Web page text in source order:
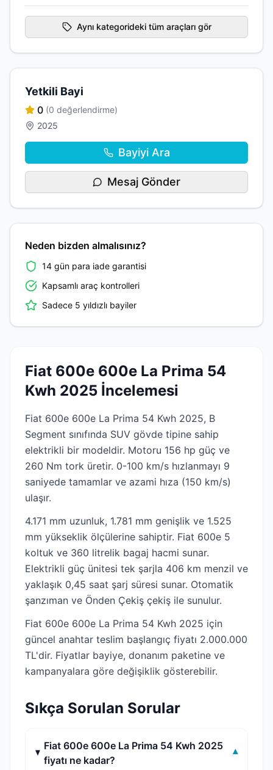
Aynı kategorideki tüm araçları gör
Yetkili Bayi
0 (0 değerlendirme)
2025
Bayiyi Ara
Mesaj Gönder
Neden bizden almalısınız?
14 gün para iade garantisi
Kapsamlı araç kontrolleri
Sadece 5 yıldızlı bayiler
Fiat 600e 600e La Prima 54
Kwh 2025 İncelemesi
Fiat 600e 600e La Prima 54 Kwh 2025, B
Segment sınıfında SUV gövde tipine sahip
elektrikli bir modeldir. Motoru 156 hp güç ve
260 Nm tork üretir. 0-100 km/s hızlanmayı 9
saniyede tamamlar ve azami hıza (150 km/s)
ulaşır.
4.171 mm uzunluk, 1.781 mm genişlik ve 1.525
mm yükseklik ölçülerine sahiptir. Fiat 600e 5
koltuk ve 360 litrelik bagaj hacmi sunar.
Elektrikli güç ünitesi tek şarjla 406 km menzil ve
yaklaşık 0,45 saat şarj süresi sunar. Otomatik
şanzıman ve Önden Çekiş çekiş ile sunulur.
Fiat 600e 600e La Prima 54 Kwh 2025 için
güncel anahtar teslim başlangıç fiyatı 2.000.000
TL'dir. Fiyatlar bayiye, donanım paketine ve
kampanyalara göre değişiklik gösterebilir.
Sıkça Sorulan Sorular
Fiat 600e 600e La Prima 54 Kwh 2025
fiyatı ne kadar?
▾